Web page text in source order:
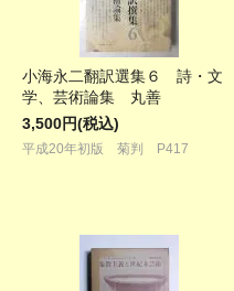
小海永二翻訳選集６ 詩・文
学、芸術論集 丸善
3,500円(税込)
平成20年初版 菊判 P417